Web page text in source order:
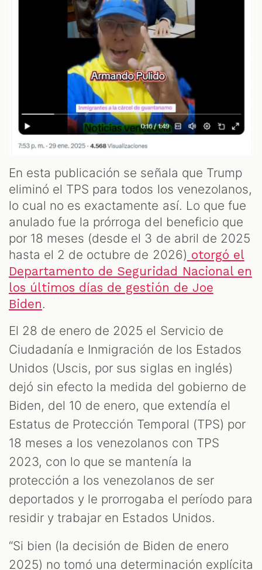
En esta publicación se señala que Trump
eliminó el TPS para todos los venezolanos,
lo cual no es exactamente así. Lo que fue
anulado fue la prórroga del beneficio que
por 18 meses (desde el 3 de abril de 2025
hasta el 2 de octubre de 2026) otorgó el
Departamento de Seguridad Nacional en
los últimos días de gestión de Joe
Biden.
El 28 de enero de 2025 el Servicio de
Ciudadanía e Inmigración de los Estados
Unidos (Uscis, por sus siglas en inglés)
dejó sin efecto la medida del gobierno de
Biden, del 10 de enero, que extendía el
Estatus de Protección Temporal (TPS) por
18 meses a los venezolanos con TPS
2023, con lo que se mantenía la
protección a los venezolanos de ser
deportados y le prorrogaba el período para
residir y trabajar en Estados Unidos.
“Si bien (la decisión de Biden de enero
2025) no tomó una determinación explícita